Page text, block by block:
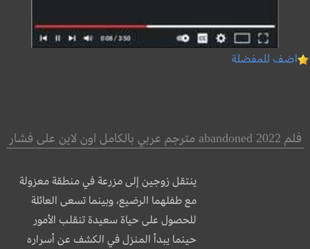
اضف للمفضلة
فلم abandoned 2022 مترجم عربي بالكامل اون لاين على فشار
ينتقل زوجين إلى مزرعة في منطقة معزولة
مع طفلهما الرضيع، وبينما تسعى العائلة
للحصول على حياة سعيدة تنقلب الأمور
حينما يبدأ المنزل في الكشف عن أسراره